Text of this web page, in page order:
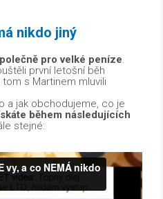
nikdo jiný
pro velké peníze
první letošní běh
s Martinem mluvili
a jak obchodujeme, co je
během následujících
stejné: